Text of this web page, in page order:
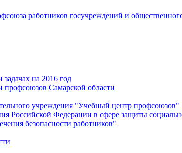
работников госучреждений и
на 2016 год
профсоюзов Самарской области
учреждения "Учебный центр профсоюзов"
Российской Федерации в сфере защиты
безопасности работников"